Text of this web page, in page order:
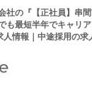
社の『【正社員】串
も最短半年でキャリ
情報｜中途採用の